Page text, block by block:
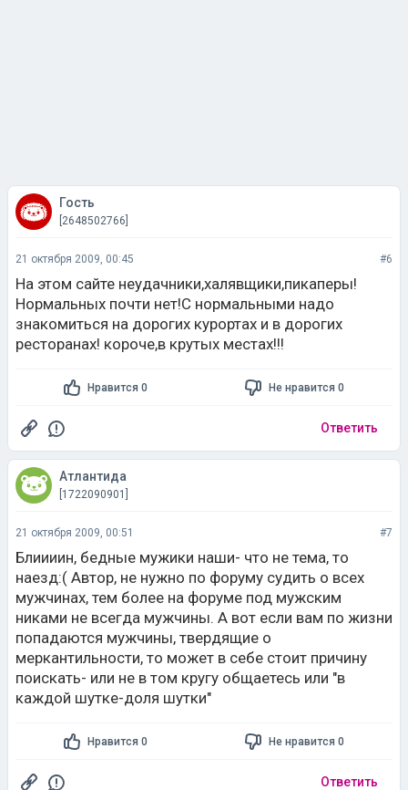
Гость
[2648502766]
21 октября 2009, 00:45 #6
На этом сайте неудачники,халявщики,пикаперы!
Нормальных почти нет!С нормальными надо
знакомиться на дорогих курортах и в дорогих
ресторанах! короче,в крутых местах!!!
Нравится 0 Не нравится 0
Ответить
Атлантида
[1722090901]
21 октября 2009, 00:51 #7
Блиииин, бедные мужики наши- что не тема, то
наезд:( Автор, не нужно по форуму судить о всех
мужчинах, тем более на форуме под мужским
никами не всегда мужчины. А вот если вам по жизни
попадаются мужчины, твердящие о
меркантильности, то может в себе стоит причину
поискать- или не в том кругу общаетесь или "в
каждой шутке-доля шутки"
Нравится 0 Не нравится 0
Ответить